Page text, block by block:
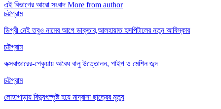
এই বিভাগের আরো সংবাদ More from author
চট্টগ্রাম
ডিগ্রী নেই তবুও নামের আগে ডাক্তার,আলহায়াত হসপিটালের নতুন আবিস্কার
চট্টগ্রাম
কক্সবাজারের-পেকুয়ায় অবৈধ বালু উত্তোলন, পাইপ ও মেশিন জব্দ
চট্টগ্রাম
লোহাগাড়ায় বিদ্যুৎস্পৃষ্ট হয়ে মাদ্রাসা ছাত্রের মৃত্যু